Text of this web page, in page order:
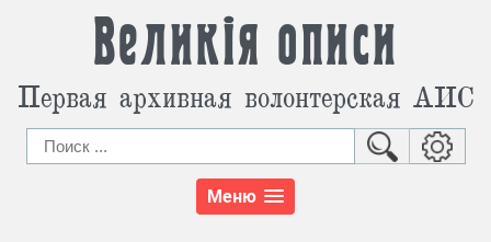
Великія описи
Первая архивная волонтерская АИС
Меню